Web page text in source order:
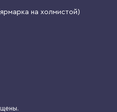
на холмистой)